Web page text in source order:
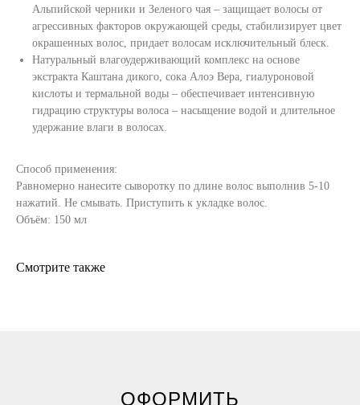
Альпийской черники и Зеленого чая – защищает волосы от
агрессивных факторов окружающей среды, стабилизирует цвет
окрашенных волос, придает волосам исключительный блеск.
Натуральный влагоудерживающий комплекс на основе
экстракта Каштана дикого, сока Алоэ Вера, гиалуроновой
кислоты и термальной воды – обеспечивает интенсивную
гидрацию структуры волоса – насыщение водой и длительное
удержание влаги в волосах.
Способ применения:
Равномерно нанесите сыворотку по длине волос выполнив 5-10
нажатий. Не смывать. Приступить к укладке волос.
Объём: 150 мл
Смотрите также
ОФОРМИТЬ